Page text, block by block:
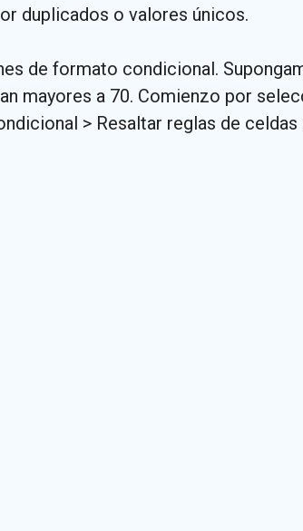
duplicados o valores únicos.
de formato condicional.
mayores a 70. Comienzo por
> Resaltar reglas de celdas